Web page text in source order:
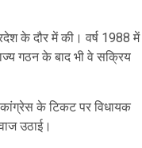
के दौर में की। वर्ष 1988 में
गठन के बाद भी वे सक्रिय
के टिकट पर विधायक
उठाई।